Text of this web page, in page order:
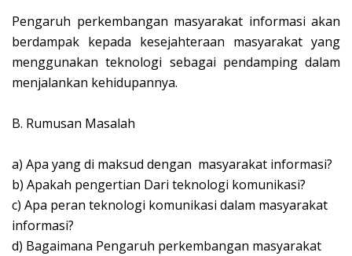
Pengaruh perkembangan masyarakat informasi akan
berdampak kepada kesejahteraan masyarakat yang
menggunakan teknologi sebagai pendamping dalam
menjalankan kehidupannya.
B. Rumusan Masalah
a) Apa yang di maksud dengan masyarakat informasi?
b) Apakah pengertian Dari teknologi komunikasi?
c) Apa peran teknologi komunikasi dalam masyarakat
informasi?
d) Bagaimana Pengaruh perkembangan masyarakat